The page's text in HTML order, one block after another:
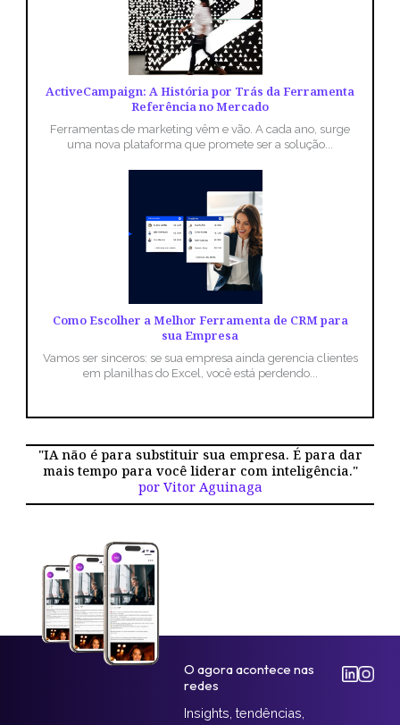
ActiveCampaign: A História por Trás da Ferramenta
Referência no Mercado
Ferramentas de marketing vêm e vão. A cada ano, surge
uma nova plataforma que promete ser a solução...
Como Escolher a Melhor Ferramenta de CRM para
sua Empresa
Vamos ser sinceros: se sua empresa ainda gerencia clientes
em planilhas do Excel, você está perdendo...
"IA não é para substituir sua empresa. É para dar
mais tempo para você liderar com inteligência."
por Vitor Aguinaga
O agora acontece nas
redes
Insights, tendências,